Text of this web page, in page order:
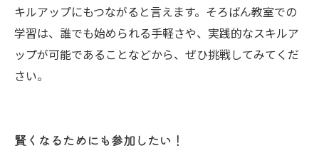
キルアップにもつながると言えます。そろばん教室での
学習は、誰でも始められる手軽さや、実践的なスキルア
ップが可能であることなどから、ぜひ挑戦してみてくだ
さい。
賢くなるためにも参加したい！